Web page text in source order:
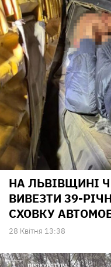
НА ЛЬВІВЩИНІ
ВИВЕЗТИ 39-
СХОВКУ
28 Квiтня 13:38